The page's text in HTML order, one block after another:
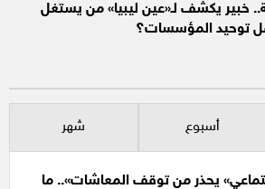
خبير يكشف لـ«عين ليبيا» من يستغل
توحيد المؤسسات؟
أسبوع شهر
يحذر من توقف المعاشات».. ما